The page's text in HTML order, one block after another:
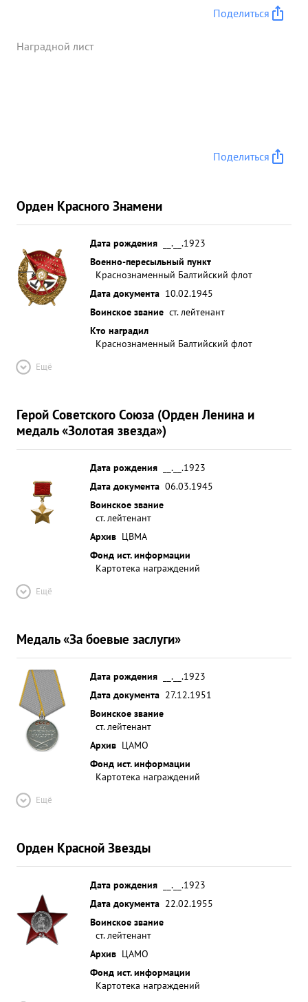
командира АЭ много работает над воспитанием
покрытов передает молодому летному составу,
Поделиться
Наградной лист
Поделиться
Орден Красного Знамени
Дата рождения
__.__.1923
Военно-пересыльный пункт
Краснознаменный Балтийский флот
Дата документа 10.02.1945
Воинское звание ст. лейтенант
Кто наградил
Краснознаменный Балтийский флот
Ещё
Герой Советского Союза (Орден Ленина и
медаль «Золотая звезда»)
Дата рождения
__.__.1923
Дата документа 06.03.1945
Воинское звание
ст. лейтенант
Архив ЦВМА
Фонд ист. информации
Картотека награждений
Ещё
Медаль «За боевые заслуги»
Дата рождения
__.__.1923
Дата документа 27.12.1951
Воинское звание
ст. лейтенант
Архив ЦАМО
Фонд ист. информации
Картотека награждений
Ещё
Орден Красной Звезды
Дата рождения
__.__.1923
Дата документа 22.02.1955
Воинское звание
ст. лейтенант
Архив ЦАМО
Фонд ист. информации
Картотека награждений